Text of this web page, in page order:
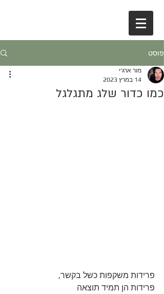
פוסט
כמו כדור שלג מתגלגל
מור ארג'י
14 במרץ 2023
פרידות משקפות כשל בקשר,
פרידות הן תמיד תוצאה